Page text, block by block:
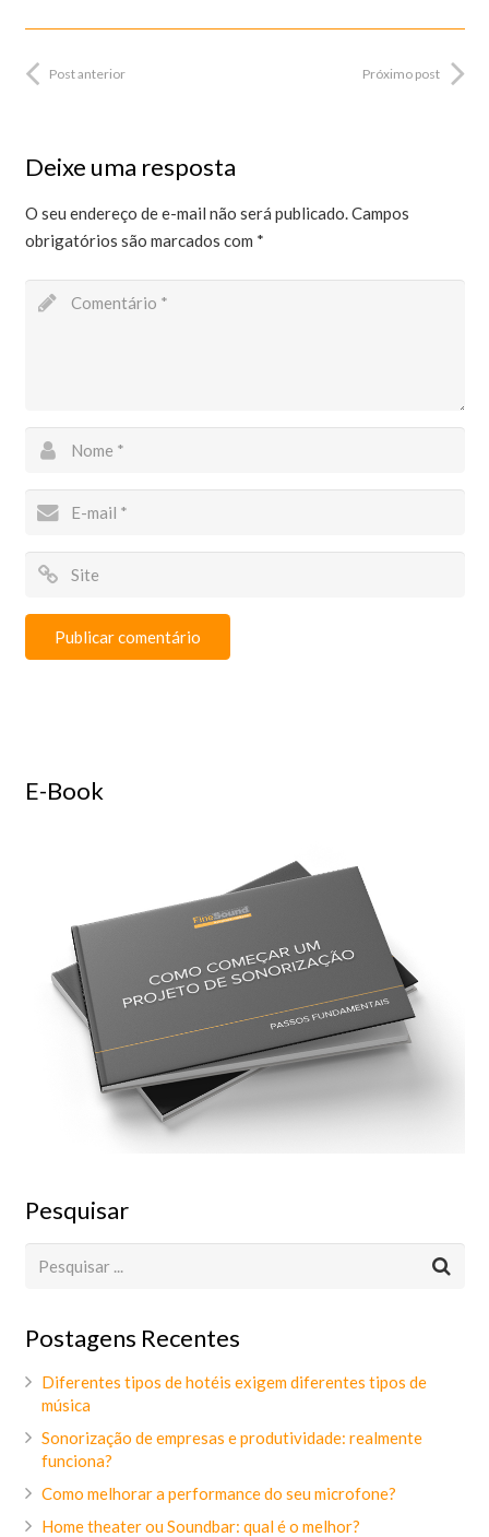
Post anterior Próximo post
Deixe uma resposta
O seu endereço de e-mail não será publicado.Campos
obrigatórios são marcados com *
E-Book
Pesquisar
Postagens Recentes
Diferentes tipos de hotéis exigem diferentes tipos de
música
Sonorização de empresas e produtividade: realmente
funciona?
Como melhorar a performance do seu microfone?
Home theater ou Soundbar: qual é o melhor?